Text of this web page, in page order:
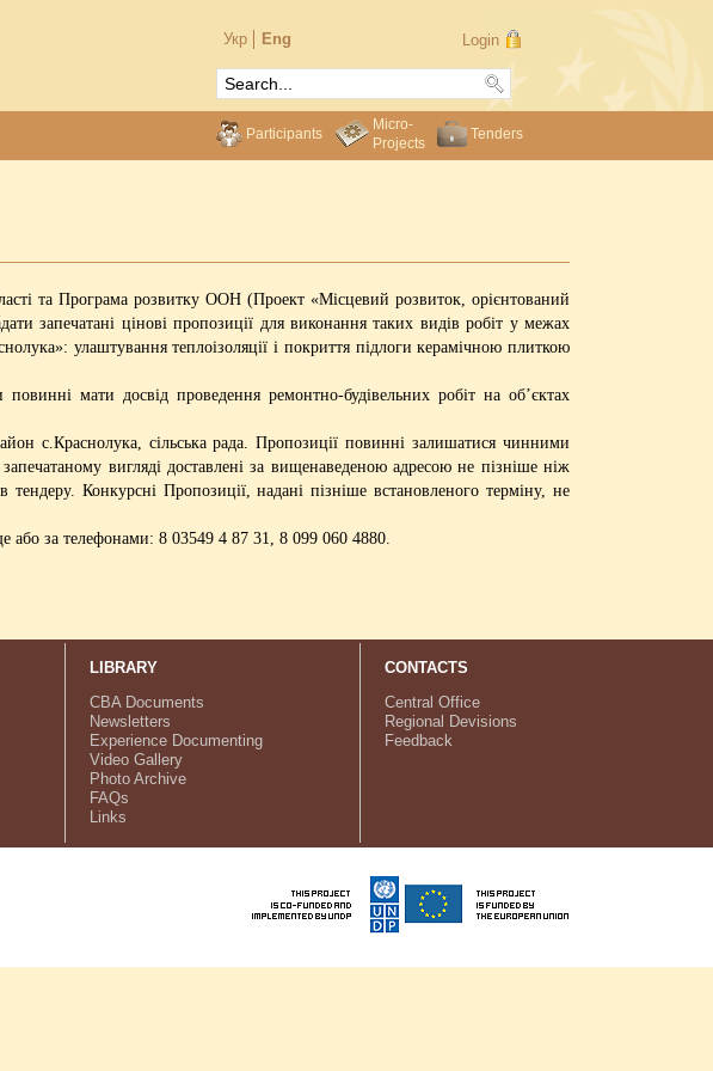
Укр Eng Login
Participants
Micro-
Projects
Tenders
та Програма розвитку ООН (Проект «Місцевий розвиток, орієнтований
запечатані цінові пропозиції для виконання таких видів робіт у межах
улаштування теплоізоляції і покриття підлоги керамічною плиткою
мати досвід проведення ремонтно-будівельних робіт на об’єктах
с.Краснолука, сільська рада. Пропозиції повинні залишатися чинними
вигляді доставлені за вищенаведеною адресою не пізніше ніж
Конкурсні Пропозиції, надані пізніше встановленого терміну, не
або за телефонами: 8 03549 4 87 31, 8 099 060 4880.
LIBRARY
CBA Documents
Newsletters
Experience Documenting
Video Gallery
Photo Archive
FAQs
Links
CONTACTS
Central Office
Regional Devisions
Feedback